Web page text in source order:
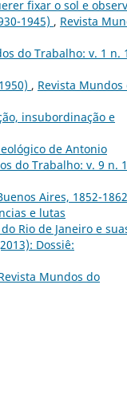
fixar o sol e
1945) , Revista
do Trabalho: v. 1 n. 1
, Revista Mundos
insubordinação e
de Antonio
do Trabalho: v. 9 n.
Aires, 1852-1862
e lutas
Rio de Janeiro e
Dossiê:
Mundos do